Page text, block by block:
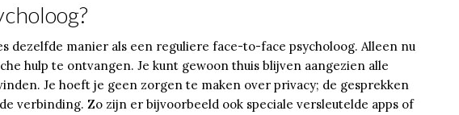
dezelfde manier als een reguliere face-to-face psycholoog. Alleen nu
hulp te ontvangen. Je kunt gewoon thuis blijven aangezien alle
Je hoeft je geen zorgen te maken over privacy; de gesprekken
verbinding. Zo zijn er bijvoorbeeld ook speciale versleutelde apps of